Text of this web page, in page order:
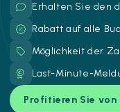
Erhalten Sie den
Rabatt auf alle
Möglichkeit der
Last-Minute-
Profitieren Sie